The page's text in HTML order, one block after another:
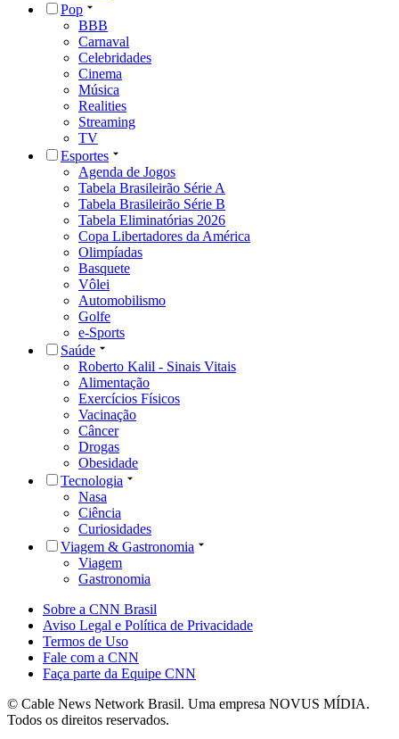
Pop
BBB
Carnaval
Celebridades
Cinema
Música
Realities
Streaming
TV
Esportes
Agenda de Jogos
Tabela Brasileirão Série A
Tabela Brasileirão Série B
Tabela Eliminatórias 2026
Copa Libertadores da América
Olimpíadas
Basquete
Vôlei
Automobilismo
Golfe
e-Sports
Saúde
Roberto Kalil - Sinais Vitais
Alimentação
Exercícios Físicos
Vacinação
Câncer
Drogas
Obesidade
Tecnologia
Nasa
Ciência
Curiosidades
Viagem & Gastronomia
Viagem
Gastronomia
Sobre a CNN Brasil
Aviso Legal e Política de Privacidade
Termos de Uso
Fale com a CNN
Faça parte da Equipe CNN
© Cable News Network Brasil. Uma empresa NOVUS MÍDIA.
Todos os direitos reservados.